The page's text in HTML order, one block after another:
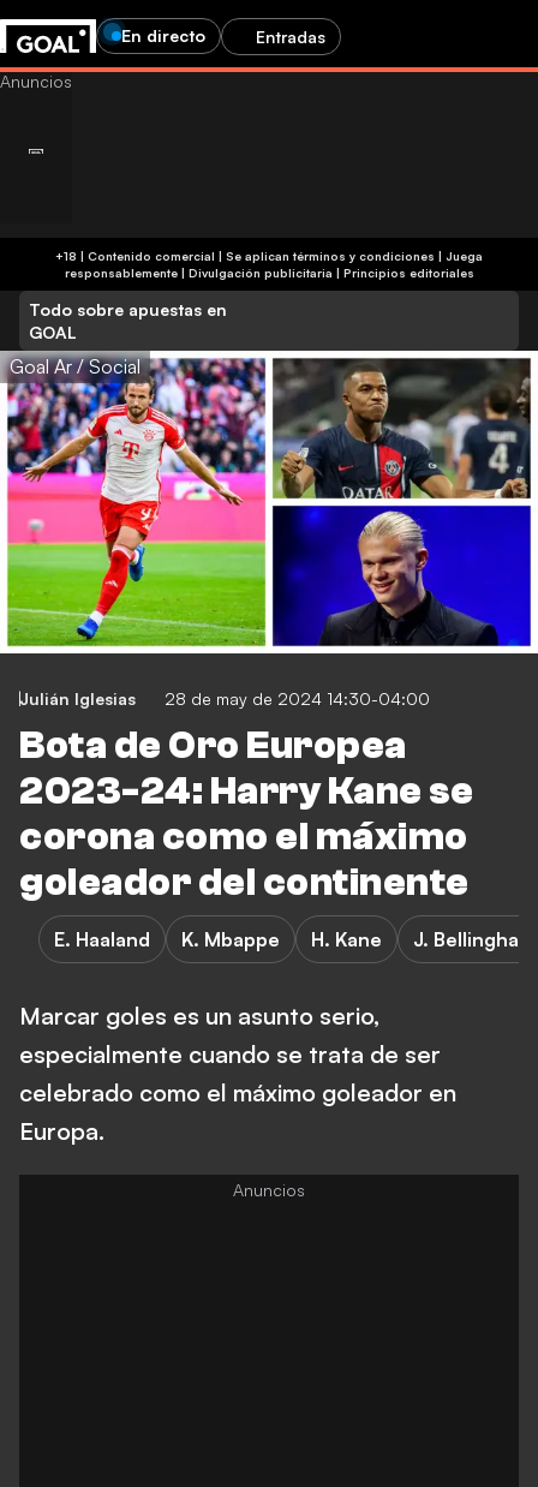
En directo Entradas
+18 | Contenido comercial | Se aplican términos y condiciones | Juega
responsablemente| Divulgación publicitaria | Principios editoriales
Todo sobre apuestas en
GOAL
Goal Ar / Social
Julián Iglesias 28 de may de 2024 14:30-04:00
Bota de Oro Europea
2023-24: Harry Kane se
corona como el máximo
goleador del continente
E. Haaland K. Mbappe H. Kane J. Bellingham
Marcar goles es un asunto serio,
especialmente cuando se trata de ser
celebrado como el máximo goleador en
Europa.